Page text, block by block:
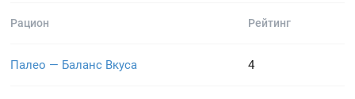
Рацион Рейтинг
Палео — Баланс Вкуса 4